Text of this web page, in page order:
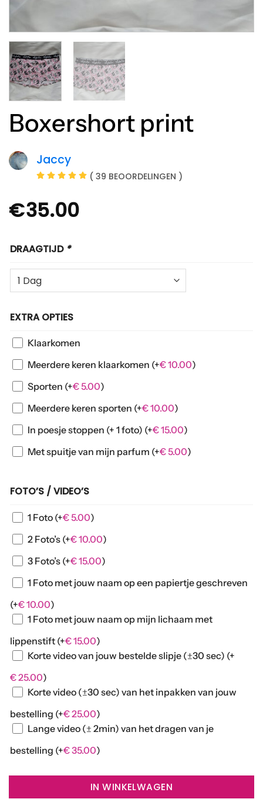
Boxershort print
Jaccy
( 39 BEOORDELINGEN )
€35.00
DRAAGTIJD *
EXTRA OPTIES
Klaarkomen
Meerdere keren klaarkomen (+€10.00)
Sporten (+€5.00)
Meerdere keren sporten (+€10.00)
In poesje stoppen (+ 1 foto) (+€15.00)
Met spuitje van mijn parfum (+€5.00)
FOTO’S / VIDEO’S
1 Foto (+€5.00)
2 Foto’s (+€10.00)
3 Foto’s (+€15.00)
1 Foto met jouw naam op een papiertje geschreven
(+€10.00)
1 Foto met jouw naam op mijn lichaam met
lippenstift (+€15.00)
Korte video van jouw bestelde slipje (±30 sec) (+
€25.00)
Korte video (±30 sec) van het inpakken van jouw
bestelling (+€25.00)
Lange video (± 2min) van het dragen van je
bestelling (+€35.00)
IN WINKELWAGEN